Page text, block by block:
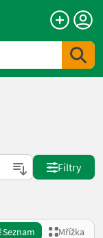
Filtry
Seznam Mřížka